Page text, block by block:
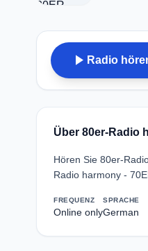
play_arrow Radio
Über 80er-Radio
Hören Sie 80er-
Radio harmony -
FREQUENZ
Online only
SPRACHE
German